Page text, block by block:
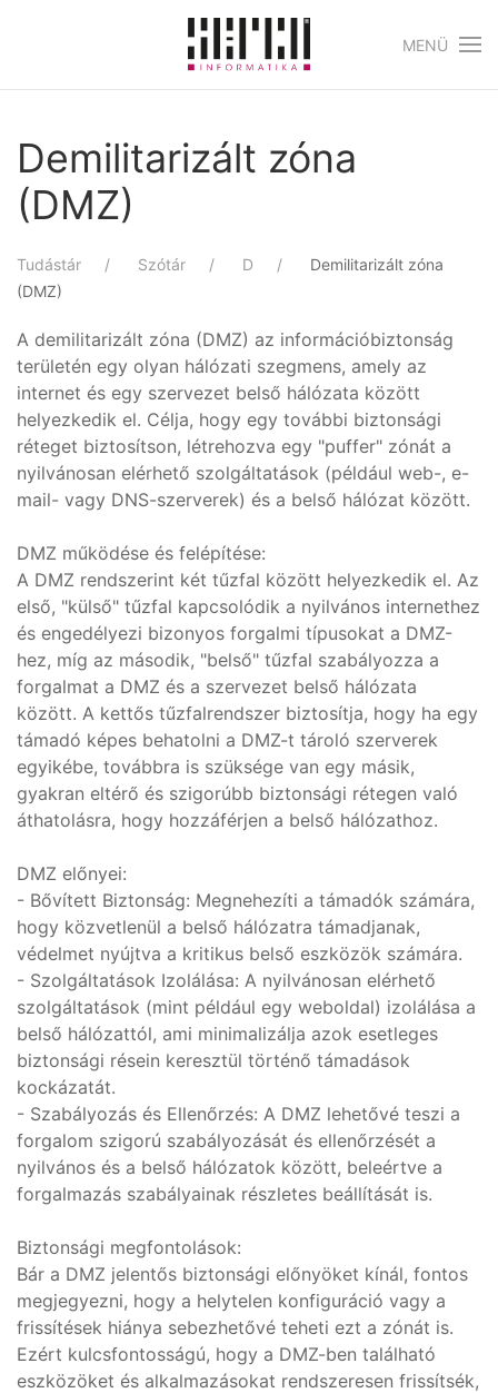
Skip to main content
MENÜ
Demilitarizált zóna
(DMZ)
Tudástár Szótár D
Demilitarizált zóna
(DMZ)
A demilitarizált zóna (DMZ) az információbiztonság
területén egy olyan hálózati szegmens, amely az
internet és egy szervezet belső hálózata között
helyezkedik el. Célja, hogy egy további biztonsági
réteget biztosítson, létrehozva egy "puffer" zónát a
nyilvánosan elérhető szolgáltatások (például web-, e-
mail- vagy DNS-szerverek) és a belső hálózat között.
DMZ működése és felépítése:
A DMZ rendszerint két tűzfal között helyezkedik el. Az
első, "külső" tűzfal kapcsolódik a nyilvános internethez
és engedélyezi bizonyos forgalmi típusokat a DMZ-
hez, míg az második, "belső" tűzfal szabályozza a
forgalmat a DMZ és a szervezet belső hálózata
között. A kettős tűzfalrendszer biztosítja, hogy ha egy
támadó képes behatolni a DMZ-t tároló szerverek
egyikébe, továbbra is szüksége van egy másik,
gyakran eltérő és szigorúbb biztonsági rétegen való
áthatolásra, hogy hozzáférjen a belső hálózathoz.
DMZ előnyei:
- Bővített Biztonság: Megnehezíti a támadók számára,
hogy közvetlenül a belső hálózatra támadjanak,
védelmet nyújtva a kritikus belső eszközök számára.
- Szolgáltatások Izolálása: A nyilvánosan elérhető
szolgáltatások (mint például egy weboldal) izolálása a
belső hálózattól, ami minimalizálja azok esetleges
biztonsági résein keresztül történő támadások
kockázatát.
- Szabályozás és Ellenőrzés: A DMZ lehetővé teszi a
forgalom szigorú szabályozását és ellenőrzését a
nyilvános és a belső hálózatok között, beleértve a
forgalmazás szabályainak részletes beállítását is.
Biztonsági megfontolások:
Bár a DMZ jelentős biztonsági előnyöket kínál, fontos
megjegyezni, hogy a helytelen konfiguráció vagy a
frissítések hiánya sebezhetővé teheti ezt a zónát is.
Ezért kulcsfontosságú, hogy a DMZ-ben található
eszközöket és alkalmazásokat rendszeresen frissítsék,